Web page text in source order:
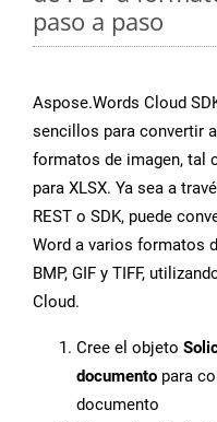
paso a paso
Aspose.Words Cloud
sencillos para convertir
formatos de imagen, tal
para XLSX. Ya sea a
REST o SDK, puede
Word a varios formatos
BMP, GIF y TIFF,
Cloud.
Cree el objeto
documento para
documento